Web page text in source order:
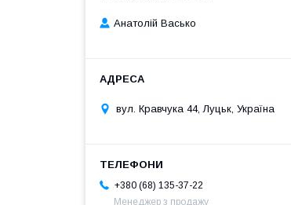
Анатолій Васько
вул. Кравчука 44, Луцьк, Україна
+380 (68) 135-37-22
Менеджер з продажу